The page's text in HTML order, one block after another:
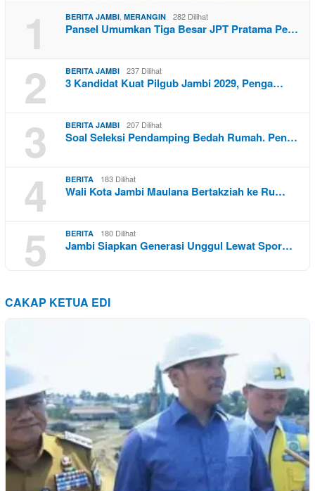
1 BERITA JAMBI MERANGIN 282 Dilihat
Pansel Umumkan Tiga Besar JPT Pratama Pe…
2 BERITA JAMBI 237 Dilihat
3 Kandidat Kuat Pilgub Jambi 2029, Penga…
3 BERITA JAMBI 207 Dilihat
Soal Seleksi Pendamping Bedah Rumah. Pen…
4 BERITA 183 Dilihat
Wali Kota Jambi Maulana Bertakziah ke Ru…
5 BERITA 180 Dilihat
Jambi Siapkan Generasi Unggul Lewat Spor…
CAKAP KETUA EDI